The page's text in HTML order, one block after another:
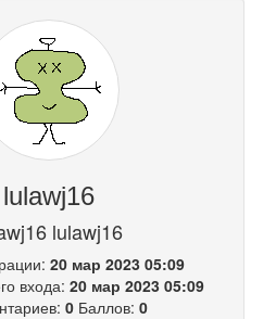
lulawj16
lulawj16
20 мар 2023 05:09
входа: 20 мар 2023 05:09
0Баллов: 0